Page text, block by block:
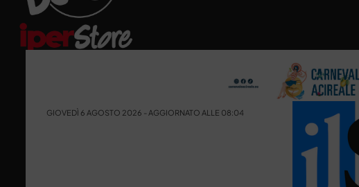
GIOVEDÌ 6 AGOSTO 2026 - AGGIORNATO ALLE 08:04